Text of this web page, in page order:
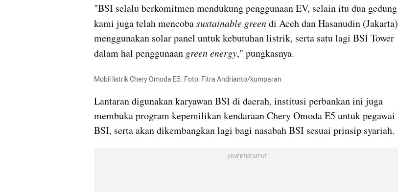
"BSI selalu berkomitmen mendukung penggunaan EV, selain itu dua gedung
kami juga telah mencoba sustainable green di Aceh dan Hasanudin (Jakarta)
menggunakan solar panel untuk kebutuhan listrik, serta satu lagi BSI Tower
dalam hal penggunaan green energy," pungkasnya.
Mobil listrik Chery Omoda E5. Foto: Fitra Andrianto/kumparan
Lantaran digunakan karyawan BSI di daerah, institusi perbankan ini juga
membuka program kepemilikan kendaraan Chery Omoda E5 untuk pegawai
BSI, serta akan dikembangkan lagi bagi nasabah BSI sesuai prinsip syariah.
ADVERTISEMENT